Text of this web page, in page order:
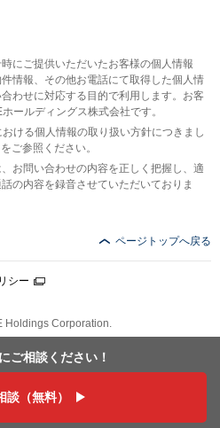
ご相談ください！
談（無料）
にご提供いただいたお客様の個人情報
情報、その他お電話にて取得した個人情
わせに対応する目的で利用します。お客
ールディングス株式会社です。
ける個人情報の取り扱い方針につきまし
をご参照ください。
お問い合わせの内容を正しく把握し、適
の内容を録音させていただいておりま
ページトップへ戻る
シー
Holdings Corporation.